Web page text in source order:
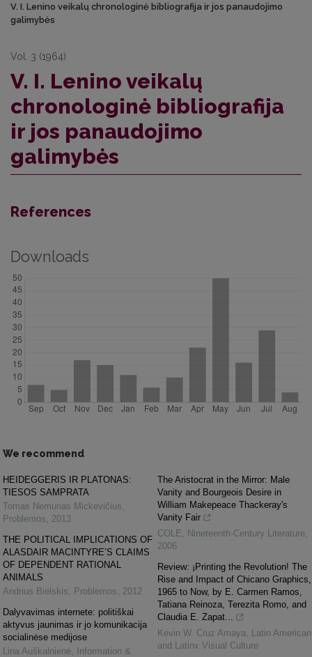
V. I. Lenino veikalų chronologinė bibliografija ir jos panaudojimo
galimybės
Vol. 3 (1964)
V. I. Lenino veikalų
chronologinė bibliografija
ir jos panaudojimo
galimybės
References
Downloads
We recommend
HEIDEGGERIS IR PLATONAS:
TIESOS SAMPRATA
Tomas Nemunas Mickevičius,
Problemos, 2013
THE POLITICAL IMPLICATIONS OF
ALASDAIR MACINTYRE’S CLAIMS
OF DEPENDENT RATIONAL
ANIMALS
Andrius Bielskis, Problemos, 2012
Dalyvavimas internete: politiškai
aktyvus jaunimas ir jo komunikacija
socialinėse medijose
Lina Auškalnienė,
Information &
The Aristocrat in the Mirror: Male
Vanity and Bourgeois Desire in
William Makepeace Thackeray's
Vanity Fair
COLE, Nineteenth-Century Literature,
2006
Review: ¡Printing the Revolution! The
Rise and Impact of Chicano Graphics,
1965 to Now, by E. Carmen Ramos,
Tatiana Reinoza, Terezita Romo, and
Claudia E. Zapat...
Kevin W. Cruz Amaya, Latin American
and Latinx Visual Culture